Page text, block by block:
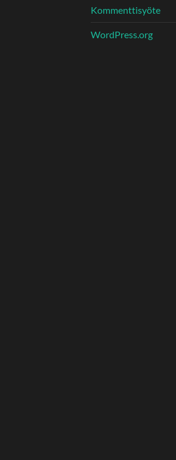
Kommenttisyöte
WordPress.org